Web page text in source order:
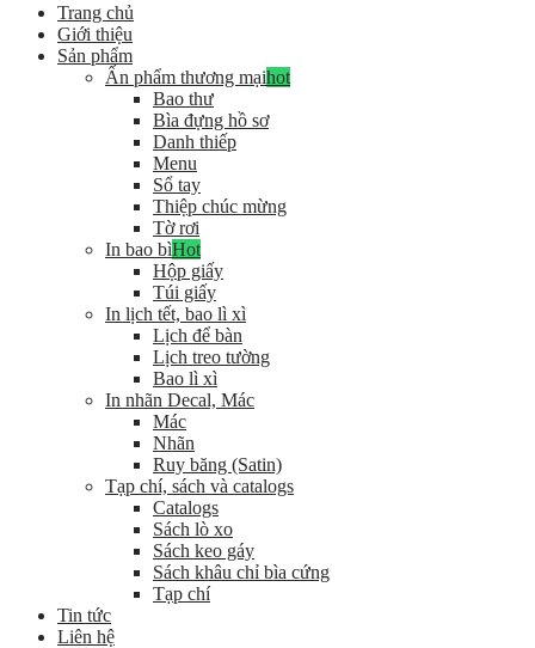
Trang chủ
Giới thiệu
Sản phẩm
Ấn phẩm thương mạihot
Bao thư
Bìa đựng hồ sơ
Danh thiếp
Menu
Sổ tay
Thiệp chúc mừng
Tờ rơi
In bao bìHot
Hộp giấy
Túi giấy
In lịch tết, bao lì xì
Lịch để bàn
Lịch treo tường
Bao lì xì
In nhãn Decal, Mác
Mác
Nhãn
Ruy băng (Satin)
Tạp chí, sách và catalogs
Catalogs
Sách lò xo
Sách keo gáy
Sách khâu chỉ bìa cứng
Tạp chí
Tin tức
Liên hệ